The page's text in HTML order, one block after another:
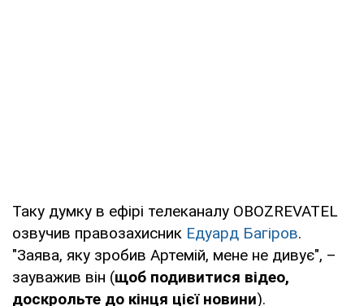
Таку думку в ефірі телеканалу OBOZREVATEL
озвучив правозахисник Едуард Багіров.
"Заява, яку зробив Артемій, мене не дивує", –
зауважив він (щоб подивитися відео,
доскрольте до кінця цієї новини).